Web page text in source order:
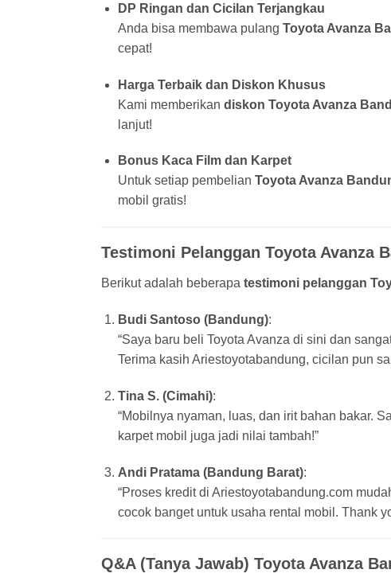
DP Ringan dan Cicilan Terjangkau
Anda bisa membawa pulang Toyota Avanza
cepat!
Harga Terbaik dan Diskon Khusus
Kami memberikan diskon Toyota Avanza
lanjut!
Bonus Kaca Film dan Karpet
Untuk setiap pembelian Toyota Avanza
mobil gratis!
Testimoni Pelanggan Toyota Avanza
Berikut adalah beberapa testimoni pelanggan
Budi Santoso (Bandung):
“Saya baru beli Toyota Avanza di sini dan
Terima kasih Ariestoyotabandung, cicilan pun
Tina S. (Cimahi):
“Mobilnya nyaman, luas, dan irit bahan bakar.
karpet mobil juga jadi nilai tambah!”
Andi Pratama (Bandung Barat):
“Proses kredit di Ariestoyotabandung.com
cocok banget untuk usaha rental mobil. Thank
Q&A (Tanya Jawab) Toyota Avanza